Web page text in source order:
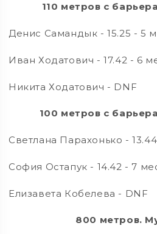
110 метров с
Денис Самандык - 15.25 - 5
Иван Ходатович - 17.42 - 6
Никита Ходатович - DNF
100 метров с
Светлана Парахонько -
София Остапук - 14.42 - 7
Елизавета Кобелева - DNF
800 метров.